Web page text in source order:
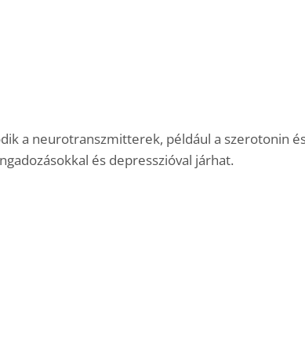
a neurotranszmitterek, például a szerotonin
és depresszióval járhat.